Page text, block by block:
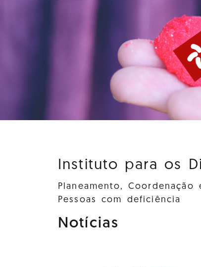
Instituto para os
Planeamento,
Pessoas com deficiência
Notícias